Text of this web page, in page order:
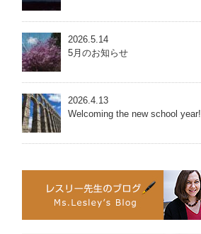
2026.5.14
5月のお知らせ
2026.4.13
Welcoming the new school year!